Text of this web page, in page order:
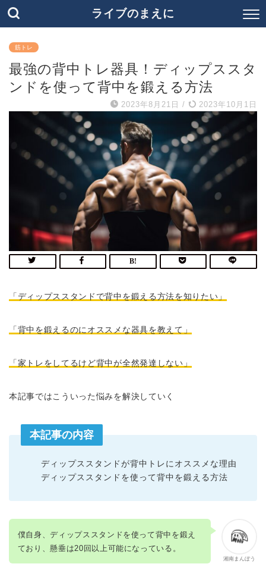
ライブのまえに
筋トレ
最強の背中トレ器具！ディップススタ
ンドを使って背中を鍛える方法
2023年8月21日 / 2023年10月1日
「ディップススタンドで背中を鍛える方法を知りたい」
「背中を鍛えるのにオススメな器具を教えて」
「家トレをしてるけど背中が全然発達しない」
本記事ではこういった悩みを解決していく
本記事の内容
ディップススタンドが背中トレにオススメな理由
ディップススタンドを使って背中を鍛える方法
湘南まんぼう
僕自身、ディップススタンドを使って背中を鍛え
ており、懸垂は20回以上可能になっている。